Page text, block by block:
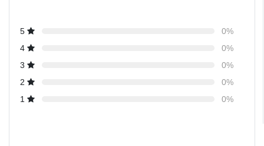
5
0%
4
0%
3
0%
2
0%
1
0%